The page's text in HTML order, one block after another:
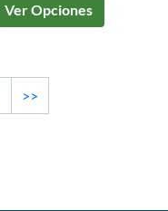
Ver Opciones
>>